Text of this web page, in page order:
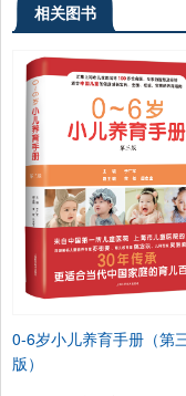
相关图书
0-6岁小儿养育手册（第
版）